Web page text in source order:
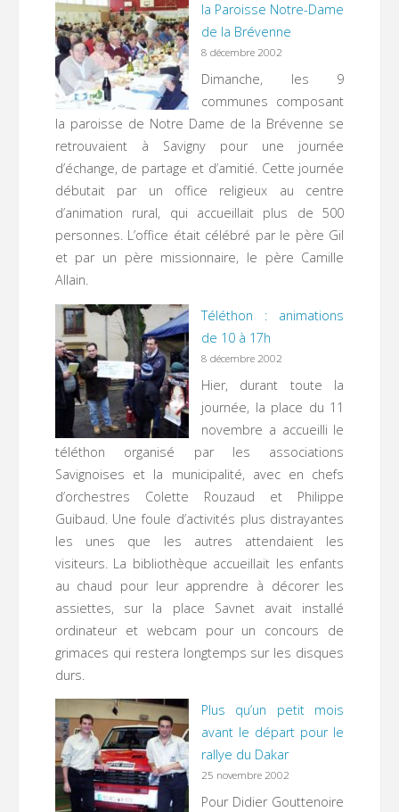
la Paroisse Notre-Dame
de la Brévenne
8 décembre 2002
Dimanche, les 9
communes composant
la paroisse de Notre Dame de la Brévenne se
retrouvaient à Savigny pour une journée
d’échange, de partage et d’amitié. Cette journée
débutait par un office religieux au centre
d’animation rural, qui accueillait plus de 500
personnes. L’office était célébré par le père Gil
et par un père missionnaire, le père Camille
Allain.
Téléthon : animations
de 10 à 17h
8 décembre 2002
Hier, durant toute la
journée, la place du 11
novembre a accueilli le
téléthon organisé par les associations
Savignoises et la municipalité, avec en chefs
d’orchestres Colette Rouzaud et Philippe
Guibaud. Une foule d’activités plus distrayantes
les unes que les autres attendaient les
visiteurs. La bibliothèque accueillait les enfants
au chaud pour leur apprendre à décorer les
assiettes, sur la place Savnet avait installé
ordinateur et webcam pour un concours de
grimaces qui restera longtemps sur les disques
durs.
Plus qu’un petit mois
avant le départ pour le
rallye du Dakar
25 novembre 2002
Pour Didier Gouttenoire